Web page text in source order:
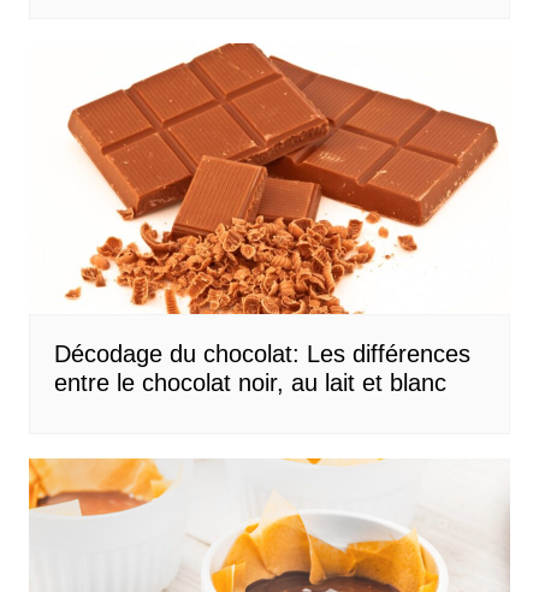
Décodage du chocolat: Les différences
entre le chocolat noir, au lait et blanc